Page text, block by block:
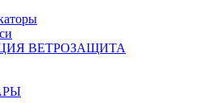
ВЕТРОЗАЩИТА